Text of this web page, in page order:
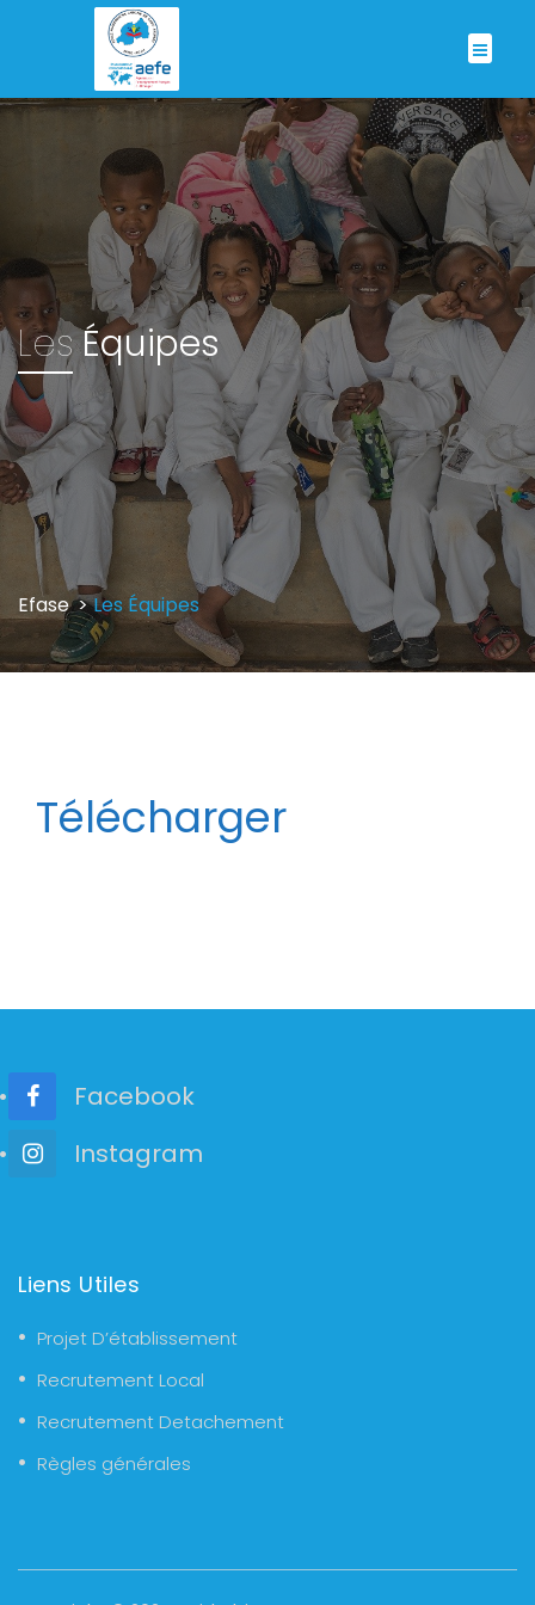
LesÉquipes
Efase>Les Équipes
Télécharger
Facebook
Instagram
Liens Utiles
Projet D’établissement
Recrutement Local
Recrutement Detachement
Règles générales